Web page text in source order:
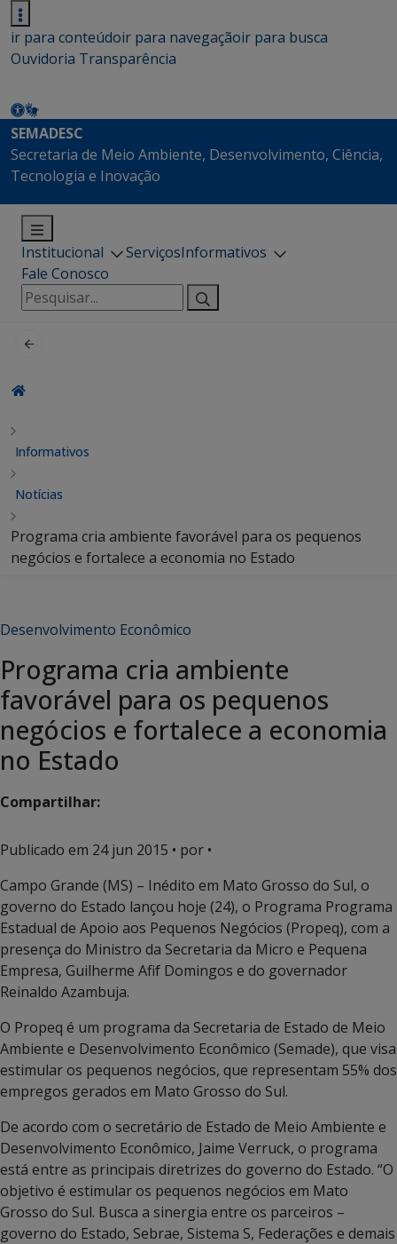
ir para conteúdoir para navegaçãoir para busca
Ouvidoria Transparência
SEMADESC
Secretaria de Meio Ambiente, Desenvolvimento, Ciência,
Tecnologia e Inovação
Institucional ServiçosInformativos
Fale Conosco
Pesquisar
por:
Informativos
Notícias
Programa cria ambiente favorável para os pequenos
negócios e fortalece a economia no Estado
Desenvolvimento Econômico
Programa cria ambiente
favorável para os pequenos
negócios e fortalece a economia
no Estado
Compartilhar:
Publicado em 24 jun 2015 • por •
Campo Grande (MS) – Inédito em Mato Grosso do Sul, o
governo do Estado lançou hoje (24), o Programa Programa
Estadual de Apoio aos Pequenos Negócios (Propeq), com a
presença do Ministro da Secretaria da Micro e Pequena
Empresa, Guilherme Afif Domingos e do governador
Reinaldo Azambuja.
O Propeq é um programa da Secretaria de Estado de Meio
Ambiente e Desenvolvimento Econômico (Semade), que visa
estimular os pequenos negócios, que representam 55% dos
empregos gerados em Mato Grosso do Sul.
De acordo com o secretário de Estado de Meio Ambiente e
Desenvolvimento Econômico, Jaime Verruck, o programa
está entre as principais diretrizes do governo do Estado. “O
objetivo é estimular os pequenos negócios em Mato
Grosso do Sul. Busca a sinergia entre os parceiros –
governo do Estado, Sebrae, Sistema S, Federações e demais